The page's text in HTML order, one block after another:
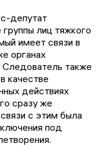
депутат
лиц тяжкого
имеет связи в
органах
Следователь также
качестве
действиях
сразу же
с этим была
под